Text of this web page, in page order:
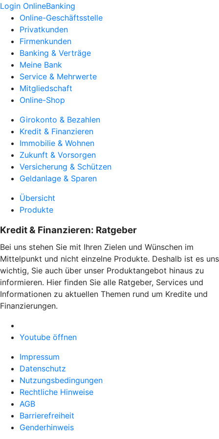
Login OnlineBanking
Online-Geschäftsstelle
Privatkunden
Firmenkunden
Banking & Verträge
Meine Bank
Service & Mehrwerte
Mitgliedschaft
Online-Shop
Girokonto & Bezahlen
Kredit & Finanzieren
Immobilie & Wohnen
Zukunft & Vorsorgen
Versicherung & Schützen
Geldanlage & Sparen
Übersicht
Produkte
Kredit & Finanzieren: Ratgeber
Bei uns stehen Sie mit Ihren Zielen und Wünschen im
Mittelpunkt und nicht einzelne Produkte. Deshalb ist es uns
wichtig, Sie auch über unser Produktangebot hinaus zu
informieren. Hier finden Sie alle Ratgeber, Services und
Informationen zu aktuellen Themen rund um Kredite und
Finanzierungen.
Youtube öffnen
Impressum
Datenschutz
Nutzungsbedingungen
Rechtliche Hinweise
AGB
Barrierefreiheit
Genderhinweis